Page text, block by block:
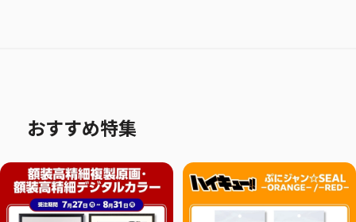
おすすめ特集